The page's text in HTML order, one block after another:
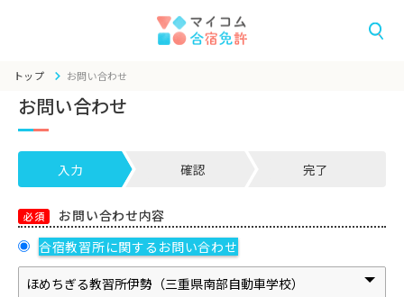
トップ お問い合わせ
お問い合わせ
入力 確認 完了
必須
お問い合わせ内容
合宿教習所に関するお問い合わせ